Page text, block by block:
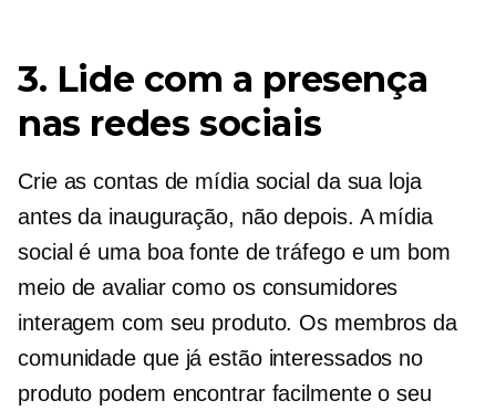
3. Lide com a presença
nas redes sociais
Crie as contas de mídia social da sua loja
antes da inauguração, não depois. A mídia
social é uma boa fonte de tráfego e um bom
meio de avaliar como os consumidores
interagem com seu produto. Os membros da
comunidade que já estão interessados ​​no
produto podem encontrar facilmente o seu